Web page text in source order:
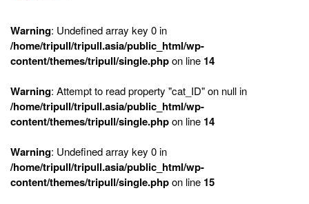
Warning: Undefined array key 0 in
/home/tripull/tripull.asia/public_html/wp-
content/themes/tripull/single.phpon line 14
Warning: Attempt to read property "cat_ID" on null in
/home/tripull/tripull.asia/public_html/wp-
content/themes/tripull/single.phpon line 14
Warning: Undefined array key 0 in
/home/tripull/tripull.asia/public_html/wp-
content/themes/tripull/single.phpon line 15